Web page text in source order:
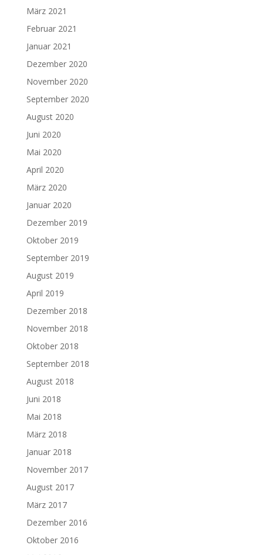
März 2021
Februar 2021
Januar 2021
Dezember 2020
November 2020
September 2020
August 2020
Juni 2020
Mai 2020
April 2020
März 2020
Januar 2020
Dezember 2019
Oktober 2019
September 2019
August 2019
April 2019
Dezember 2018
November 2018
Oktober 2018
September 2018
August 2018
Juni 2018
Mai 2018
März 2018
Januar 2018
November 2017
August 2017
März 2017
Dezember 2016
Oktober 2016